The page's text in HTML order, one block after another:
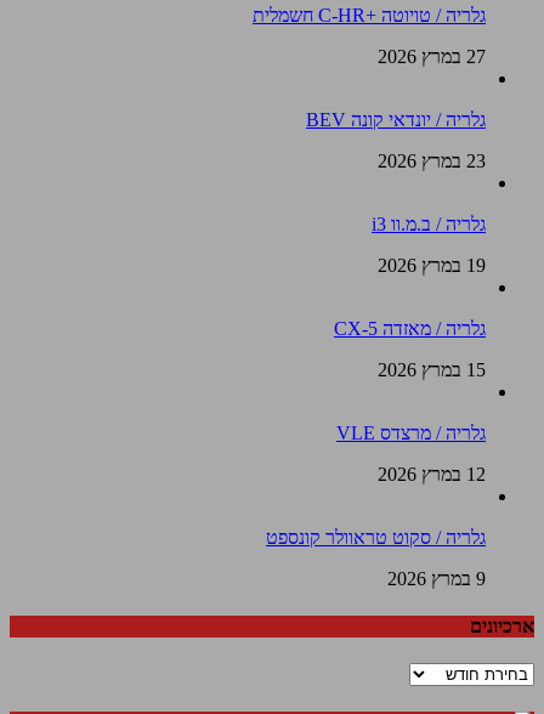
גלריה / טויוטה +C-HR חשמלית
27 במרץ 2026
גלריה / יונדאי קונה BEV
23 במרץ 2026
גלריה / ב.מ.וו i3
19 במרץ 2026
גלריה / מאזדה CX-5
15 במרץ 2026
גלריה / מרצדס VLE
12 במרץ 2026
גלריה / סקוט טראוולר קונספט
9 במרץ 2026
ארכיונים
ארכיונים